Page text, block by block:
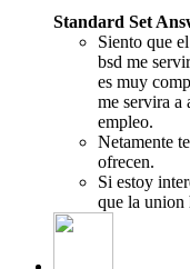
Standard Set
Siento que
bsd me
es muy
me servira a
empleo.
Netamente
ofrecen.
Si estoy
que la union